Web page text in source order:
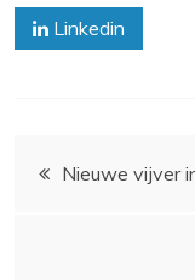
Linkedin
Bericht
Nieuwe vijver